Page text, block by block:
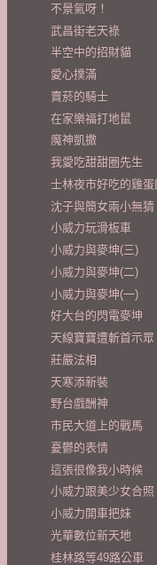
不景氣呀！
武昌街老天祿
半空中的招財貓
愛心撲滿
賣菸的騎士
在家樂福打地鼠
魔神凱撒
我愛吃甜甜圈先生
士林夜市好吃的雞蛋
沈子與簡女兩小無猜
小威力玩滑板車
小威力與麥坤(三)
小威力與麥坤(二)
小威力與麥坤(一)
好大台的閃電麥坤
天線寶寶遭斬首示眾
莊嚴法相
天寒添新裝
野台戲酬神
市民大道上的戰馬
憂鬱的表情
這張很像我小時候
小威力跟美少女合照
小威力開車把妹
光華數位新天地
桂林路等49路公車